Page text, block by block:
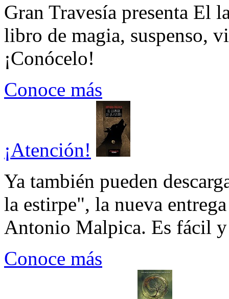
Gran Travesía presenta El
libro de magia, suspenso,
¡Conócelo!
Conoce más
¡Atención!
Ya también pueden
la estirpe", la nueva
Antonio Malpica. Es fácil
Conoce más